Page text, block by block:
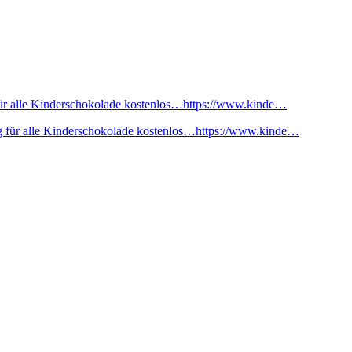
alle Kinderschokolade kostenlos…https://www.kinde…
für alle Kinderschokolade kostenlos…https://www.kinde…